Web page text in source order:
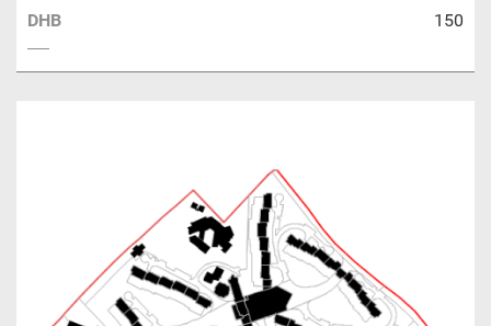
DHB
150